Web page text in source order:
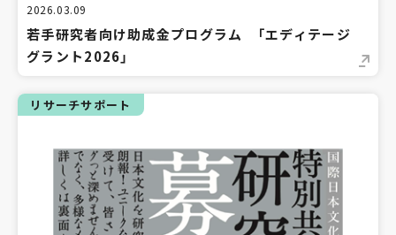
2026.03.09
若手研究者向け助成金プログラム 「エディテージ
グラント2026」
リサーチサポート